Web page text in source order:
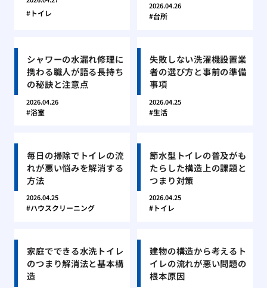
トイレ
2026.04.26
台所
シャワーの水漏れ修理に
携わる職人が語る長持ち
の秘訣と注意点
2026.04.26
浴室
失敗しない洗濯機設置業
者の選び方と事前の準備
事項
2026.04.25
生活
毎日の掃除でトイレの流
れが悪い悩みを解消する
方法
2026.04.25
ハウスクリーニング
節水型トイレの普及がも
たらした構造上の課題と
つまり対策
2026.04.25
トイレ
家庭でできる水洗トイレ
のつまり解消法と基本構
造
建物の構造から考えるト
イレの流れが悪い問題の
根本原因